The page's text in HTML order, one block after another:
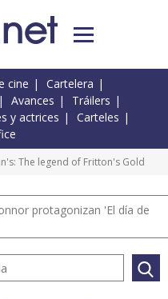
cine
Cartelera
Avances
Tráilers
y actrices
Carteles
The legend of Fritton's Gold
protagonizan 'El día de